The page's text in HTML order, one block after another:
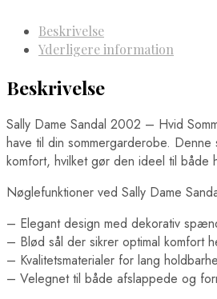
Beskrivelse
Yderligere information
Beskrivelse
Sally Dame Sandal 2002 – Hvid
have til din sommergarderobe.
komfort, hvilket gør den ideel til både
Nøglefunktioner ved Sally Dame
– Elegant design med dekorativ
– Blød sål der sikrer optimal komfort
– Kvalitetsmaterialer for lang
– Velegnet til både afslappede og